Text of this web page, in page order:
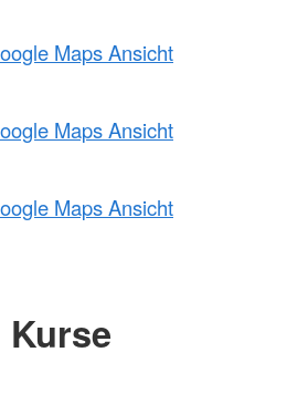
Maps Ansicht
Maps Ansicht
Maps Ansicht
Kurse